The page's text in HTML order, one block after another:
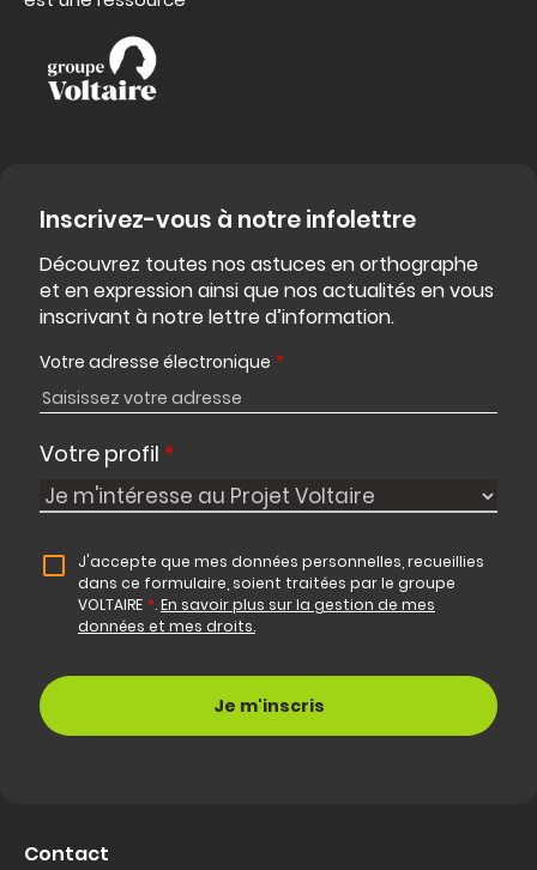
Inscrivez-vous à notre infolettre
Découvrez toutes nos astuces en orthographe
et en expression ainsi que nos actualités en vous
inscrivant à notre lettre d’information.
Votre adresse électronique *
Votre profil *
J'accepte que mes données personnelles, recueillies
dans ce formulaire, soient traitées par le groupe
VOLTAIRE *.En savoir plus sur la gestion de mes
données et mes droits.
Contact